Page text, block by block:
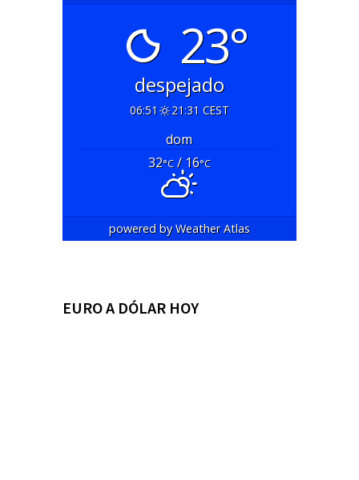
23°
despejado
06:51 21:31 CEST
dom
32°C/ 16°C
powered byWeather Atlas
EURO A DÓLAR HOY